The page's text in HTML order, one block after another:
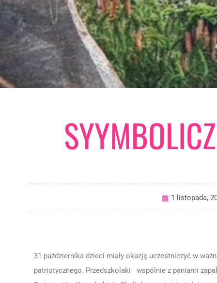
1 listopada,
31 października dzieci miały okazję uczestniczyć w
patriotycznego. Przedszkolaki wspólnie z paniami